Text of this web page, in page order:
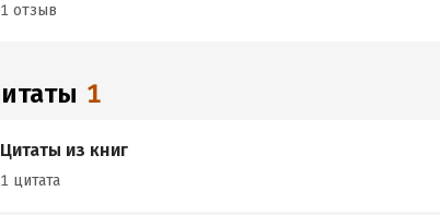
1 отзыв
Цитаты 1
Цитаты из книг
1 цитата